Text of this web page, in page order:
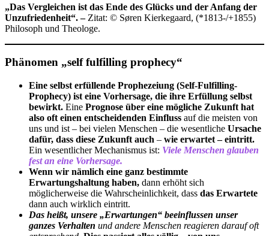
„Das Vergleichen ist das Ende des Glücks und der Anfang der
Unzufriedenheit“. – Zitat: © Søren Kierkegaard, (*1813-/+1855)
Philosoph und Theologe.
Phänomen „self fulfilling prophecy“
Eine selbst erfüllende Prophezeiung (Self-Fulfilling-
Prophecy) ist eine Vorhersage, die ihre Erfüllung selbst
bewirkt. Eine Prognose über eine mögliche Zukunft hat
also oft einen entscheidenden Einfluss auf die meisten von
uns und ist – bei vielen Menschen – die wesentliche Ursache
dafür, dass diese Zukunft auch – wie erwartet – eintritt.
Ein wesentlicher Mechanismus ist: Viele Menschen glauben
fest an eine Vorhersage.
Wenn wir nämlich eine ganz bestimmte
Erwartungshaltung haben, dann erhöht sich
möglicherweise die Wahrscheinlichkeit, dass das Erwartete
dann auch wirklich eintritt.
Das heißt, unsere „Erwartungen“ beeinflussen unser
ganzes Verhalten und andere Menschen reagieren darauf oft